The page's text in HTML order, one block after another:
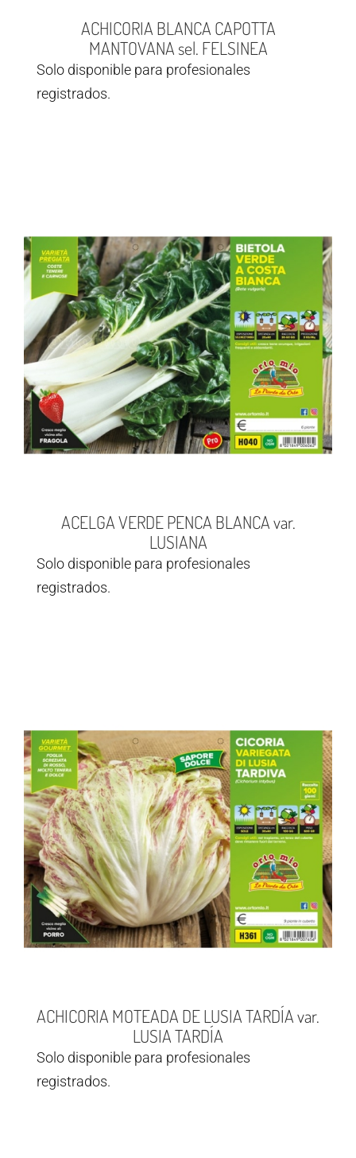
ACHICORIA BLANCA CAPOTTA
MANTOVANA sel. FELSINEA
Solo disponible para profesionales
registrados.
ACELGA VERDE PENCA BLANCA var.
LUSIANA
Solo disponible para profesionales
registrados.
ACHICORIA MOTEADA DE LUSIA TARDÍA var.
LUSIA TARDÍA
Solo disponible para profesionales
registrados.